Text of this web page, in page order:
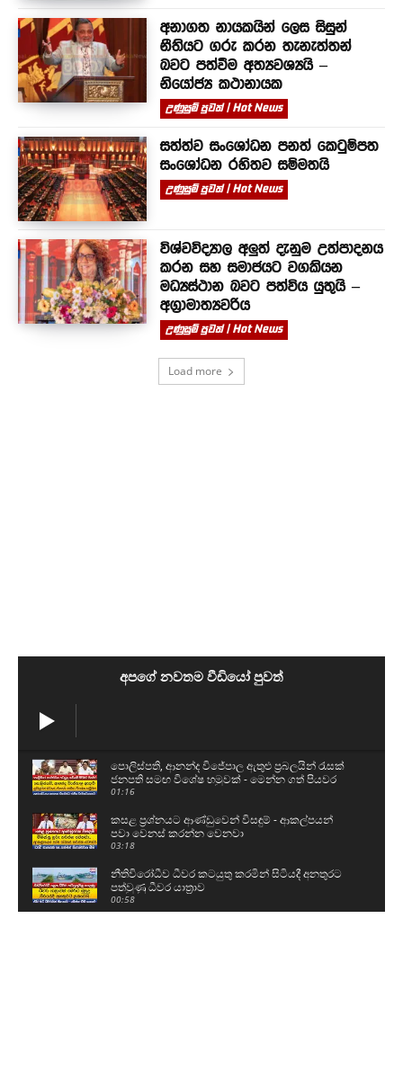
අනාගත නායකයින් ලෙස සිසුන්
නීතියට ගරු කරන තැනැත්තන්
බවට පත්වීම අත්‍යවශ්‍යයි –
නියෝජ්‍ය කථානායක
උණුසුම් පුවත් | Hot News
සත්ත්ව සංශෝධන පනත් කෙටුම්පත
සංශෝධන රහිතව සම්මතයි
උණුසුම් පුවත් | Hot News
විශ්වවිද්‍යාල අලුත් දැනුම උත්පාදනය
කරන සහ සමාජයට වගකියන
මධ්‍යස්ථාන බවට පත්විය යුතුයි –
අග්‍රාමාත්‍යවරිය
උණුසුම් පුවත් | Hot News
Load more
අපගේ නවතම වීඩියෝ පුවත්
පොලිස්පති, ආනන්ද විජේපාල ඇතුළු ප්‍රබලයින් රැසක්
ජනපති සමඟ විශේෂ හමුවක් - මෙන්න ගත් පියවර
01:16
කසළ ප්‍රශ්නයට ආණ්ඩුවෙන් විසඳුම් - ආකල්පයන්
පවා වෙනස් කරන්න වෙනවා
03:18
නීතිවිරෝධීව ධීවර කටයුතු කරමින් සිටියදී අනතුරට
පත්වුණු ධීවර යාත්‍රාව
00:58